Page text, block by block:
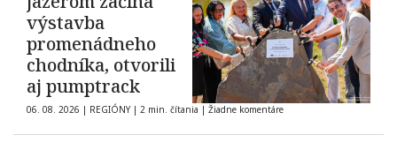
výstavba
promenádneho
chodníka, otvorili
aj pumptrack
06. 08. 2026 | REGIÓNY | 2 min. čítania | Žiadne komentáre